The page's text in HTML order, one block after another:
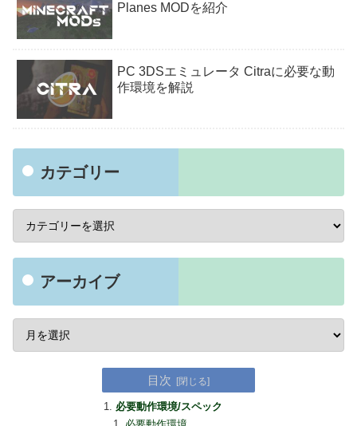
Planes MODを紹介
PC 3DSエミュレータ Citraに必要な動
作環境を解説
カテゴリー
アーカイブ
目次
必要動作環境/スペック